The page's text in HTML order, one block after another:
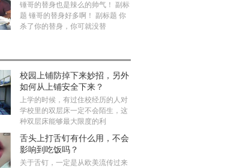
锤哥的替身也是辣么的帅气！ 副标
题 锤哥的替身好多啊！ 副标题 你
杀了你的替身，你可就没替
校园上铺防掉下来妙招，另外
如何从上铺安全下来？
上学的时候，有过住校经历的人对
学校里的双层床一定不会陌生，这
种双层床能够最大限度的利
舌头上打舌钉有什么用，不会
影响到吃饭吗？
关于舌钉，一定是从欧美流传过来